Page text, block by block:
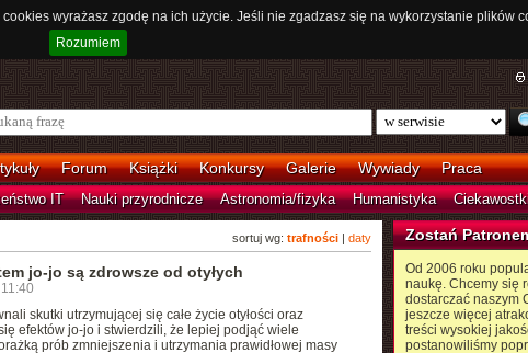
wyrażasz zgodę na ich użycie. Jeśli nie zgadzasz się na wykorzystanie plików
Rozumiem
Forum Książki Konkursy Galerie Wywiady Praca
IT Nauki przyrodnicze Astronomia/fizyka Humanistyka
sortuj wg: trafności| daty
jo-jo są zdrowsze od otyłych
skutki utrzymującej się całe życie otyłości oraz
efektów jo-jo i stwierdzili, że lepiej podjąć wiele
prób zmniejszenia i utrzymania prawidłowej masy
Zostań
Od 2006 roku
naukę. Chcemy się
dostarczać naszym
jeszcze więcej
treści wysokiej
postanowiliśmy